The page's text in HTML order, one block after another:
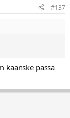
#137
kaanske passa